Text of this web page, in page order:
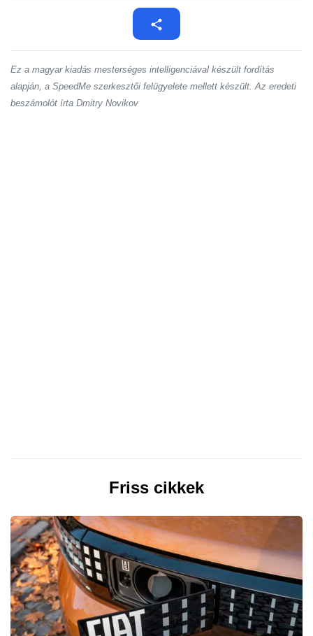
Ez a magyar kiadás mesterséges intelligenciával készült fordítás
alapján, a SpeedMe szerkesztői felügyelete mellett készült. Az eredeti
beszámolót írta Dmitry Novikov
Friss cikkek